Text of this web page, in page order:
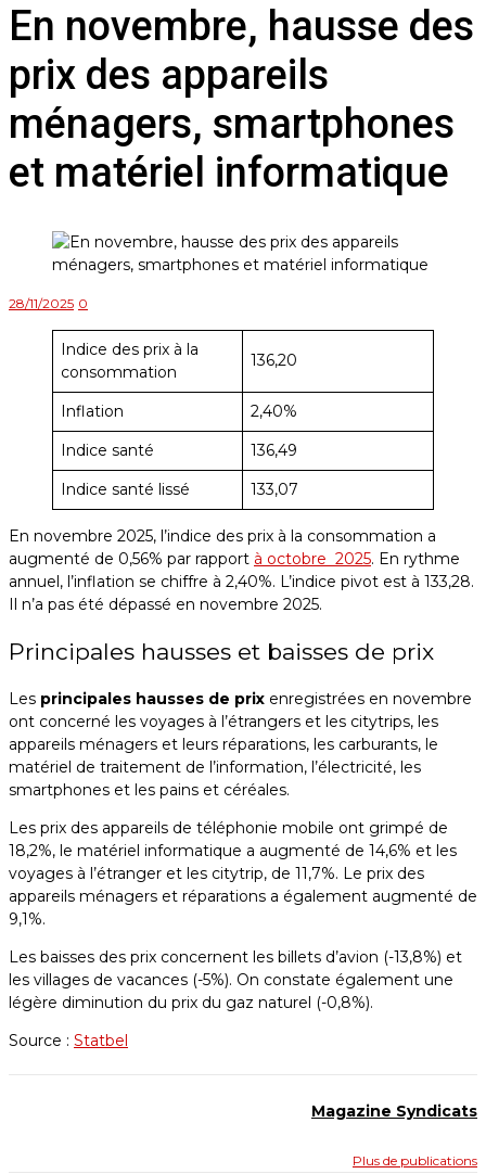
En novembre, hausse des
prix des appareils
ménagers, smartphones
et matériel informatique
28/11/2025 0
Indice des prix à la
consommation
136,20
Inflation
2,40%
Indice santé
136,49
Indice santé lissé
133,07
En novembre 2025, l’indice des prix à la consommation a
augmenté de 0,56% par rapport à octobre 2025. En rythme
annuel, l’inflation se chiffre à 2,40%. L’indice pivot est à 133,28.
Il n’a pas été dépassé en novembre 2025.
Principales hausses et baisses de prix
Les principales hausses de prix enregistrées en novembre
ont concerné les voyages à l’étrangers et les citytrips, les
appareils ménagers et leurs réparations, les carburants, le
matériel de traitement de l’information, l’électricité, les
smartphones et les pains et céréales.
Les prix des appareils de téléphonie mobile ont grimpé de
18,2%, le matériel informatique a augmenté de 14,6% et les
voyages à l’étranger et les citytrip, de 11,7%. Le prix des
appareils ménagers et réparations a également augmenté de
9,1%.
Les baisses des prix concernent les billets d’avion (-13,8%) et
les villages de vacances (-5%). On constate également une
légère diminution du prix du gaz naturel (-0,8%).
Source : Statbel
Magazine Syndicats
Plus de publications